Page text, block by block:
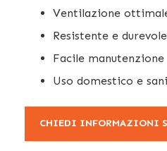
Ventilazione
Resistente e durevole
Facile manutenzione
Uso domestico e
CHIEDI INFORMAZIONI